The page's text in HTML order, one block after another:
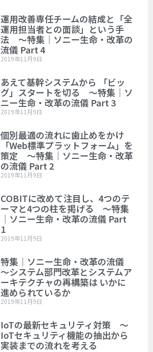
運用改善専任チームの結成と「全
運用担当者との面談」という手
法 ～特集｜ソニー生命・改革の
流儀 Part 4
2019年11月9日
あえて基幹システムから 「ビッ
グ」スタートを切る ～特集｜ソ
ニー生命・改革の流儀 Part 3
2019年11月9日
個別最適の流れに歯止めをかけ
「Web標準プラットフォーム」を
策定 ～特集｜ソニー生命・改革
の流儀 Part 2
2019年11月9日
COBITに改めて注目し、4つのテ
ーマと4つの柱を掲げる ～特集
｜ソニー生命・改革の流儀 Part
1
2019年11月9日
特集｜ソニー生命・改革の流儀
～システム部門改革とシステムア
ーキテクチャの再構築は いかに
進められているか
2019年11月9日
IoTの最新セキュリティ対策 ～
IoTセキュリティ機能の抽出から
実装までの流れを考える